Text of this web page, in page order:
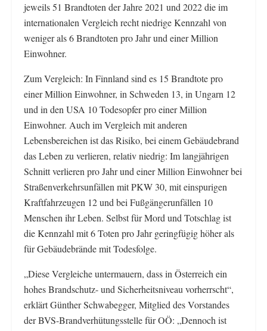
jeweils 51 Brandtoten der Jahre 2021 und 2022 die im
internationalen Vergleich recht niedrige Kennzahl von
weniger als 6 Brandtoten pro Jahr und einer Million
Einwohner.
Zum Vergleich: In Finnland sind es 15 Brandtote pro
einer Million Einwohner, in Schweden 13, in Ungarn 12
und in den USA 10 Todesopfer pro einer Million
Einwohner. Auch im Vergleich mit anderen
Lebensbereichen ist das Risiko, bei einem Gebäudebrand
das Leben zu verlieren, relativ niedrig: Im langjährigen
Schnitt verlieren pro Jahr und einer Million Einwohner bei
Straßenverkehrsunfällen mit PKW 30, mit einspurigen
Kraftfahrzeugen 12 und bei Fußgängerunfällen 10
Menschen ihr Leben. Selbst für Mord und Totschlag ist
die Kennzahl mit 6 Toten pro Jahr geringfügig höher als
für Gebäudebrände mit Todesfolge.
„Diese Vergleiche untermauern, dass in Österreich ein
hohes Brandschutz- und Sicherheitsniveau vorherrscht“,
erklärt Günther Schwabegger, Mitglied des Vorstandes
der BVS-Brandverhütungsstelle für OÖ: „Dennoch ist